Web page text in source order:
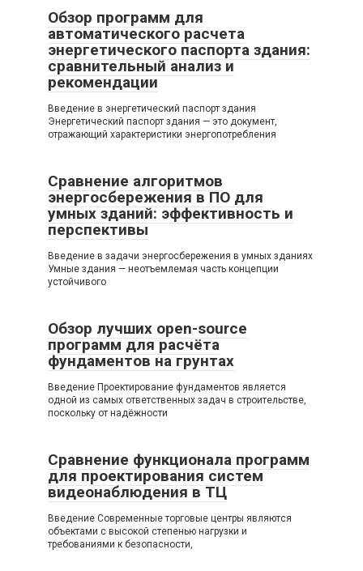
Обзор программ для
автоматического расчета
энергетического паспорта здания:
сравнительный анализ и
рекомендации
Введение в энергетический паспорт здания
Энергетический паспорт здания — это документ,
отражающий характеристики энергопотребления
Сравнение алгоритмов
энергосбережения в ПО для
умных зданий: эффективность и
перспективы
Введение в задачи энергосбережения в умных зданиях
Умные здания — неотъемлемая часть концепции
устойчивого
Обзор лучших open-source
программ для расчёта
фундаментов на грунтах
Введение Проектирование фундаментов является
одной из самых ответственных задач в строительстве,
поскольку от надёжности
Сравнение функционала программ
для проектирования систем
видеонаблюдения в ТЦ
Введение Современные торговые центры являются
объектами с высокой степенью нагрузки и
требованиями к безопасности,